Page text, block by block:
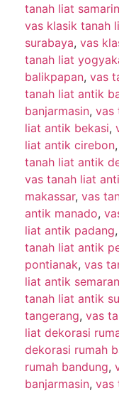
tanah liat
vas klasik tanah
surabaya, vas
tanah liat
balikpapan, vas
tanah liat antik
banjarmasin, vas
liat antik bekasi,
liat antik cirebon,
tanah liat antik
vas tanah liat
makassar, vas
antik manado,
liat antik padang,
tanah liat antik
pontianak, vas
liat antik
tanah liat antik
tangerang, vas
liat dekorasi
dekorasi rumah
rumah bandung,
banjarmasin, vas